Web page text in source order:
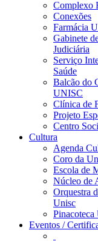
Complexo
Conexões
Farmácia
Gabinete
Judiciária
Serviço
Saúde
Balcão do
UNISC
Clínica de
Projeto
Centro
Cultura
Agenda
Coro da
Escola de
Núcleo de
Orquestra
Unisc
Pinacoteca
Eventos /